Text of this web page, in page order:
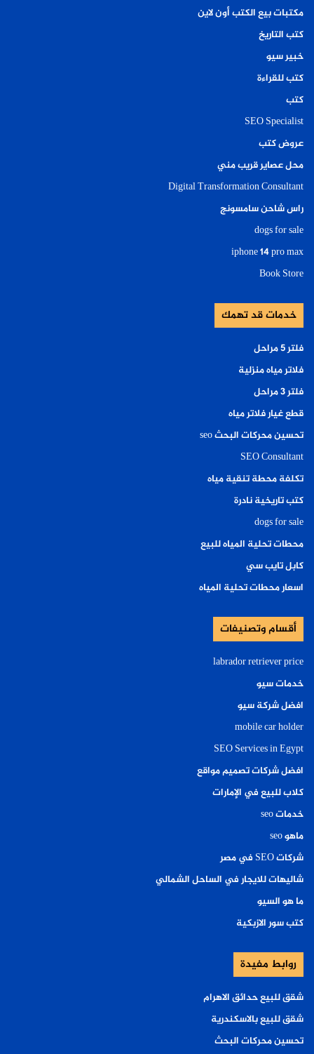
مكتبات بيع الكتب أون لاين
كتب التاريخ
خبير سيو
كتب للقراءة
كتب
SEO Specialist
عروض كتب
محل عصاير قريب مني
Digital Transformation Consultant
راس شاحن سامسونج
dogs for sale
iphone 14 pro max
Book Store
خدمات قد تهمك
فلتر ٥ مراحل
فلاتر مياه منزلية
فلتر ٣ مراحل
قطع غيار فلاتر مياه
تحسين محركات البحث seo
SEO Consultant
تكلفة محطة تنقية مياه
كتب تاريخية نادرة
dogs for sale
محطات تحلية المياه للبيع
كابل تايب سي
اسعار محطات تحلية المياه
أقسام وتصنيفات
labrador retriever price
خدمات سيو
افضل شركة سيو
mobile car holder
SEO Services in Egypt
افضل شركات تصميم مواقع
كلاب للبيع في الإمارات
خدمات seo
ماهو seo
شركات SEO في مصر
شاليهات للايجار في الساحل الشمالي
ما هو السيو
كتب سور الازبكية
روابط مفيدة
شقق للبيع حدائق الاهرام
شقق للبيع بالاسكندرية
تحسين محركات البحث